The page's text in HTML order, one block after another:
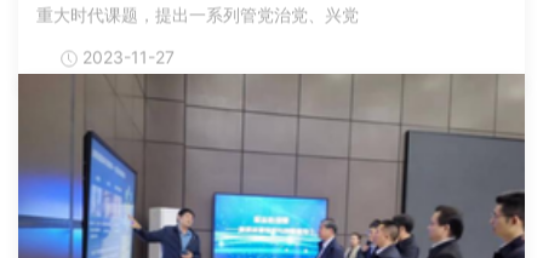
2023-11-27